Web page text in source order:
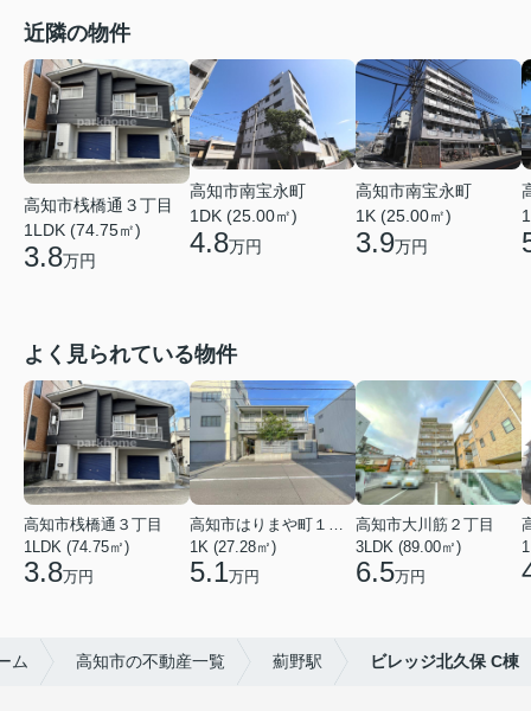
近隣の物件
高知市桟橋通３丁目
1LDK (74.75㎡)
3.8万円
高知市南宝永町
1DK (25.00㎡)
4.8万円
高知市南宝永町
1K (25.00㎡)
3.9万円
よく見られている物件
高知市桟橋通３丁目
1LDK (74.75㎡)
3.8万円
高知市はりまや町１丁目
1K (27.28㎡)
5.1万円
高知市大川筋２丁目
3LDK (89.00㎡)
6.5万円
ム 高知市の不動産一覧 薊野駅 ビレッジ北久保 C棟